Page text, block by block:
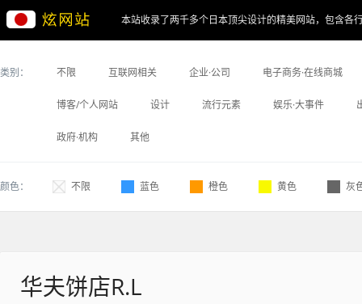
本站收录了两千多个日本顶尖设计的精美网站，包含各
类别： 不限 互联网相关 企业·公司 电子商务·在线商城
博客/个人网站 设计 流行元素 娱乐·大事件
政府·机构 其他
颜色： 不限 蓝色 橙色 黄色 灰
华夫饼店R.L